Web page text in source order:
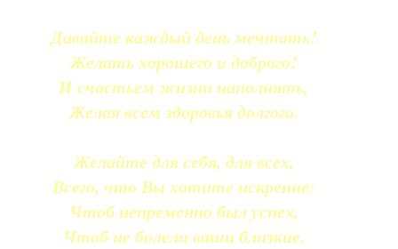
Давайте каждый день мечтать!
Желать хорошего и доброго!
И счастьем жизни наполнять,
Желая всем здоровья долгого.
Желайте для себя, для всех,
Всего, что Вы хотите искренне:
Чтоб непременно был успех,
Чтоб не болели ваши близкие.